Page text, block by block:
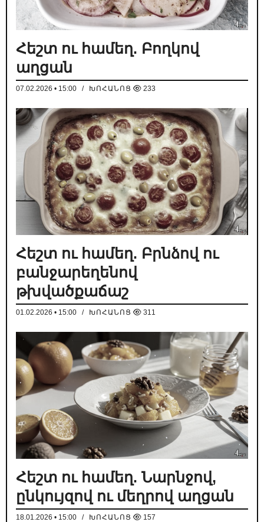
Հեշտ ու համեղ. Բողկով
աղցան
07.02.2026 • 15:00 / ԽՈՀԱՆՈՑ 233
Հեշտ ու համեղ. Բրնձով ու
բանջարեղենով
թխվածքաճաշ
01.02.2026 • 15:00 / ԽՈՀԱՆՈՑ 311
Հեշտ ու համեղ. Նարնջով,
ընկույզով ու մեղրով աղցան
18.01.2026 • 15:00 / ԽՈՀԱՆՈՑ 157